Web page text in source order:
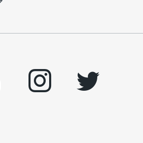
instagram
twitter